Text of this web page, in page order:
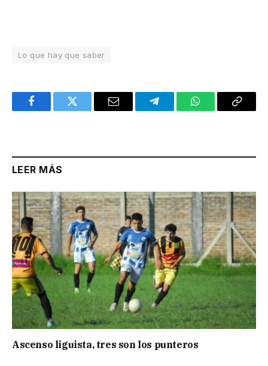
Lo que hay que saber
FacebookTwitter Email TelegramWhatsAppCopy
LEER MÁS
Ascenso liguista, tres son los punteros